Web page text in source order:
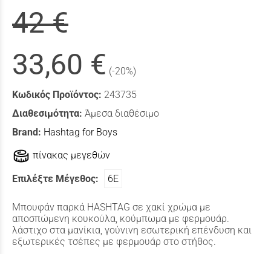
42 €
33,60 € (-20%)
Κωδικός Προϊόντος: 243735
Διαθεσιμότητα: Άμεσα διαθέσιμο
Brand: Hashtag for Boys
πίνακας μεγεθών
Επιλέξτε Μέγεθος: 6Ε
Μπουφάν παρκά HASHTAG σε χακί χρώμα με
αποσπώμενη κουκούλα, κούμπωμα με φερμουάρ.
λάστιχο στα μανίκια, γούνινη εσωτερική επένδυση και
εξωτερικές τσέπες με φερμουάρ στο στήθος.